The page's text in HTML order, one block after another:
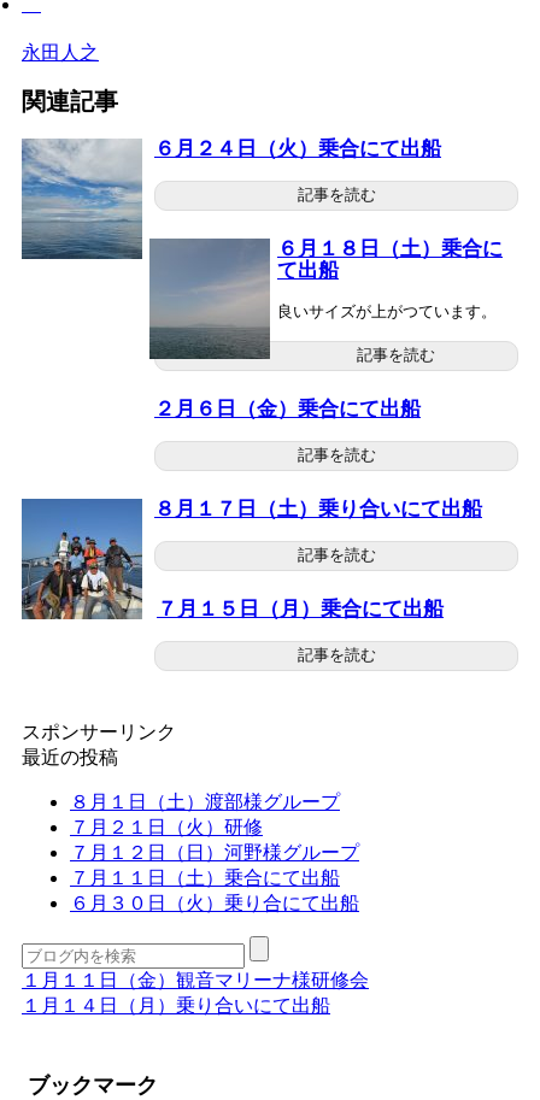
永田人之
関連記事
６月２４日（火）乗合にて出船
記事を読む
６月１８日（土）乗合に
て出船
良いサイズが上がつています。
記事を読む
２月６日（金）乗合にて出船
記事を読む
８月１７日（土）乗り合いにて出船
記事を読む
７月１５日（月）乗合にて出船
記事を読む
スポンサーリンク
最近の投稿
８月１日（土）渡部様グループ
７月２１日（火）研修
７月１２日（日）河野様グループ
７月１１日（土）乗合にて出船
６月３０日（火）乗り合にて出船
１月１１日（金）観音マリーナ様研修会
１月１４日（月）乗り合いにて出船
ブックマーク